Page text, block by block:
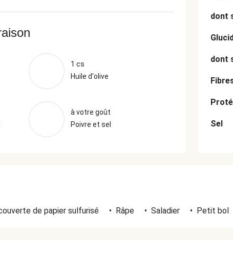
1 cs
Huile d'olive
à votre goût
Poivre et sel
dont
dont
Sel
de papier sulfurisé • Râpe • Saladier • Petit bol